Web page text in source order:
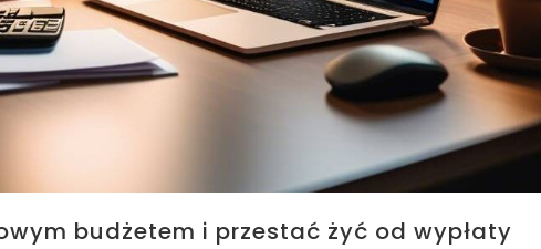
budżetem i przestać żyć od wypłaty